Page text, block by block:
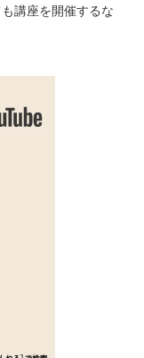
講座を開催するな